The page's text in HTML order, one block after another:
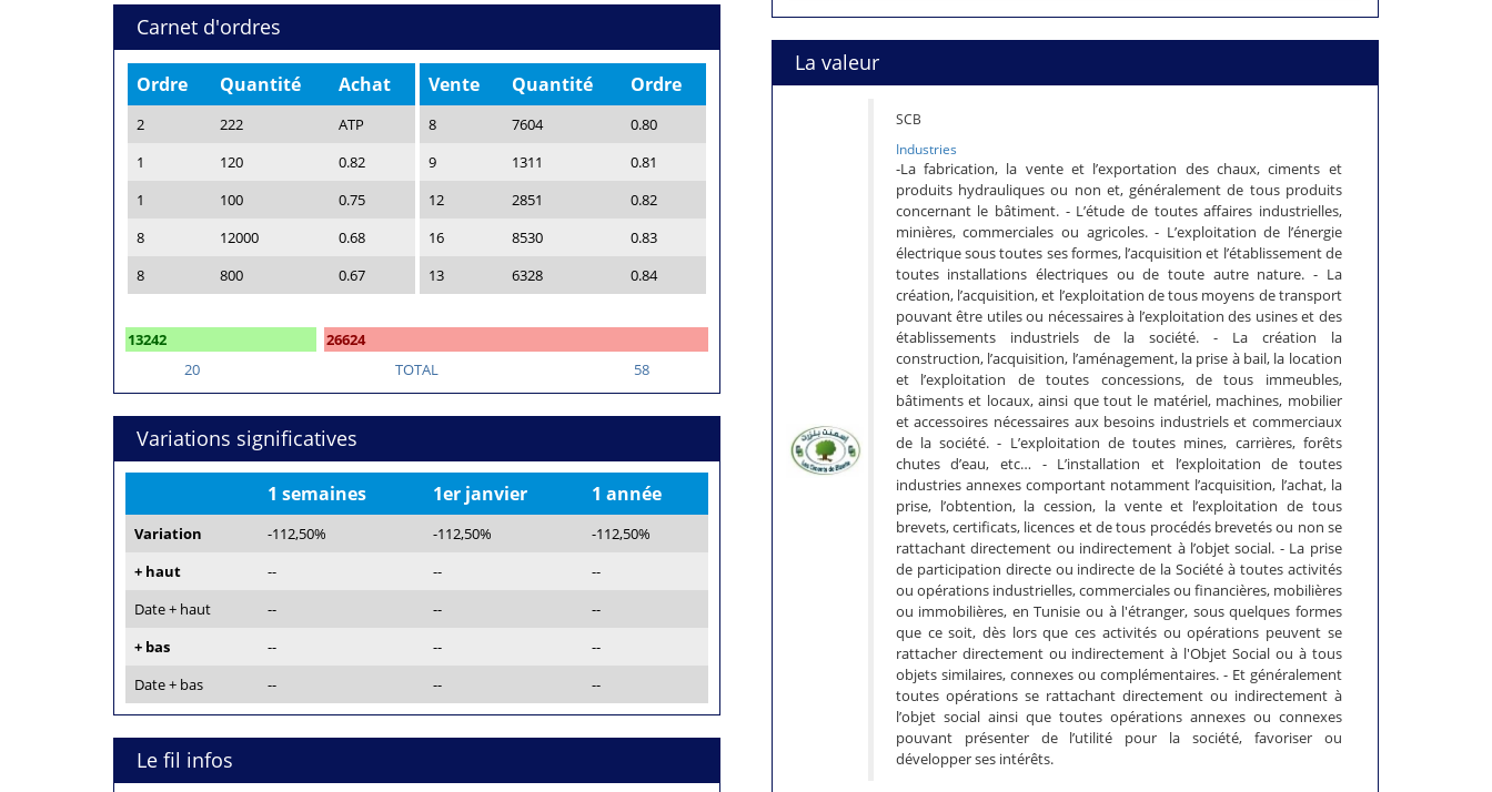
Carnet d'ordres
Ordre Quantité Achat
2 222
ATP
1
120
0.82
1
100
0.75
8
12000
0.68
8
800 0.67
Vente Quantité Ordre
8 7604
0.80
9
1311
0.81
12
2851
0.82
16
8530
0.83
13
6328 0.84
13242
26624
20
TOTAL 58
Variations significatives
1 semaines 1er janvier 1 année
Variation -112,50% -112,50%
-112,50%
+ haut
-- --
--
Date + haut
-- --
--
+ bas
-- --
--
Date + bas
-- -- --
Le fil infos
La valeur
SCB
Industries
-La fabrication, la vente et l’exportation des chaux, ciments et
produits hydrauliques ou non et, généralement de tous produits
concernant le bâtiment. - L’étude de toutes affaires industrielles,
minières, commerciales ou agricoles. - L’exploitation de l’énergie
électrique sous toutes ses formes, l’acquisition et l’établissement de
toutes installations électriques ou de toute autre nature. - La
création, l’acquisition, et l’exploitation de tous moyens de transport
pouvant être utiles ou nécessaires à l’exploitation des usines et des
établissements industriels de la société. - La création la
construction, l’acquisition, l’aménagement, la prise à bail, la location
et l’exploitation de toutes concessions, de tous immeubles,
bâtiments et locaux, ainsi que tout le matériel, machines, mobilier
et accessoires nécessaires aux besoins industriels et commerciaux
de la société. - L’exploitation de toutes mines, carrières, forêts
chutes d’eau, etc… - L’installation et l’exploitation de toutes
industries annexes comportant notamment l’acquisition, l’achat, la
prise, l’obtention, la cession, la vente et l’exploitation de tous
brevets, certificats, licences et de tous procédés brevetés ou non se
rattachant directement ou indirectement à l’objet social. - La prise
de participation directe ou indirecte de la Société à toutes activités
ou opérations industrielles, commerciales ou financières, mobilières
ou immobilières, en Tunisie ou à l'étranger, sous quelques formes
que ce soit, dès lors que ces activités ou opérations peuvent se
rattacher directement ou indirectement à l'Objet Social ou à tous
objets similaires, connexes ou complémentaires. - Et généralement
toutes opérations se rattachant directement ou indirectement à
l’objet social ainsi que toutes opérations annexes ou connexes
pouvant présenter de l’utilité pour la société, favoriser ou
développer ses intérêts.